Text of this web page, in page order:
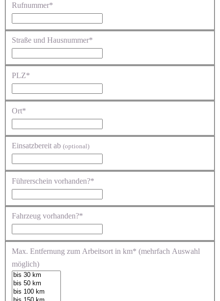
Rufnummer*
Straße und Hausnummer*
PLZ*
Ort*
Einsatzbereit ab (optional)
Führerschein vorhanden?*
Fahrzeug vorhanden?*
Max. Entfernung zum Arbeitsort in km* (mehrfach Auswahl
möglich)